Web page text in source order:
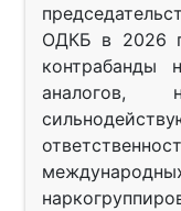
ОДКБ в 2026
контрабанды
аналогов,